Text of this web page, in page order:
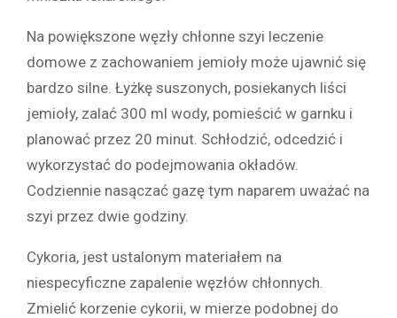
Na powiększone węzły chłonne szyi leczenie
domowe z zachowaniem jemioły może ujawnić się
bardzo silne. Łyżkę suszonych, posiekanych liści
jemioły, zalać 300 ml wody, pomieścić w garnku i
planować przez 20 minut. Schłodzić, odcedzić i
wykorzystać do podejmowania okładów.
Codziennie nasączać gazę tym naparem uważać na
szyi przez dwie godziny.
Cykoria, jest ustalonym materiałem na
niespecyficzne zapalenie węzłów chłonnych.
Zmielić korzenie cykorii, w mierze podobnej do